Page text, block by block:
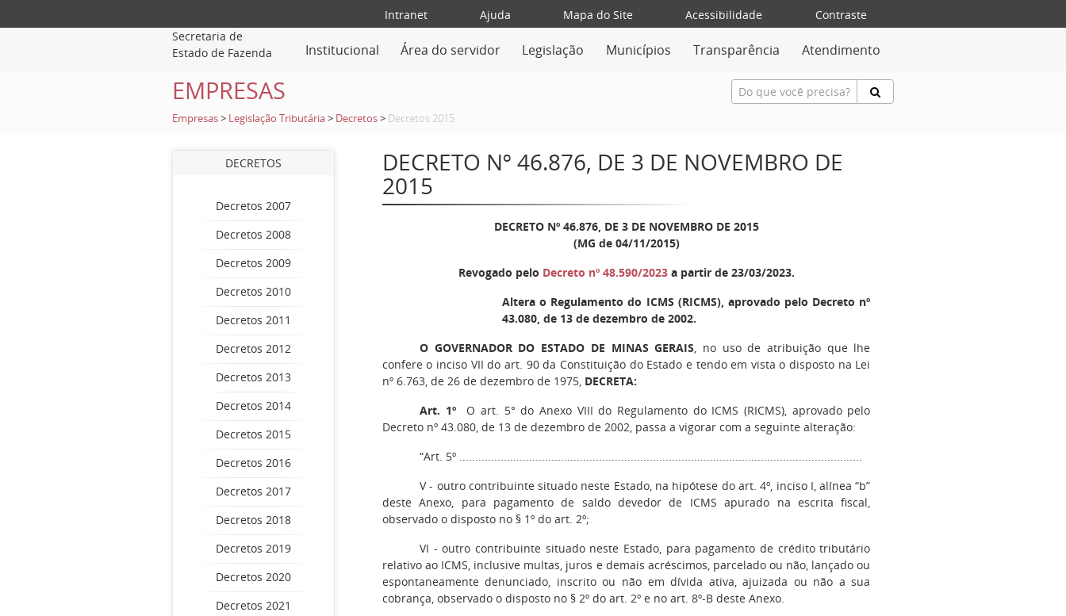
Intranet Ajuda Mapa do Site Acessibilidade
Contraste
Secretaria de
Estado de Fazenda
Institucional Área do servidor Legislação Municípios Transparência Atendimento
EMPRESAS
Empresas > Legislação Tributária > Decretos > Decretos 2015
DECRETOS
Decretos 2007
Decretos 2008
Decretos 2009
Decretos 2010
Decretos 2011
Decretos 2012
Decretos 2013
Decretos 2014
Decretos 2015
Decretos 2016
Decretos 2017
Decretos 2018
Decretos 2019
Decretos 2020
Decretos 2021
DECRETO Nº 46.876, DE 3 DE NOVEMBRO DE
2015
DECRETO Nº 46.876, DE 3 DE NOVEMBRO DE 2015
(MG de 04/11/2015)
Revogado pelo Decreto nº 48.590/2023a partir de 23/03/2023.
Altera o Regulamento do ICMS (RICMS), aprovado pelo Decreto nº
43.080, de 13 de dezembro de 2002.
O GOVERNADOR DO ESTADO DE MINAS GERAIS, no uso de atribuição que lhe
confere o inciso VII do art. 90 da Constituição do Estado e tendo em vista o disposto na Lei
nº 6.763, de 26 de dezembro de 1975, DECRETA:
Art. 1ºO art. 5° do Anexo VIII do Regulamento do ICMS (RICMS), aprovado pelo
Decreto nº 43.080, de 13 de dezembro de 2002, passa a vigorar com a seguinte alteração:
“Art. 5º ...............................................................................................................................
V - outro contribuinte situado neste Estado, na hipótese do art. 4º, inciso I, alínea “b”
deste Anexo, para pagamento de saldo devedor de ICMS apurado na escrita fiscal,
observado o disposto no § 1º do art. 2º;
VI - outro contribuinte situado neste Estado, para pagamento de crédito tributário
relativo ao ICMS, inclusive multas, juros e demais acréscimos, parcelado ou não, lançado ou
espontaneamente denunciado, inscrito ou não em dívida ativa, ajuizada ou não a sua
cobrança, observado o disposto no § 2º do art. 2º e no art. 8º-B deste Anexo.